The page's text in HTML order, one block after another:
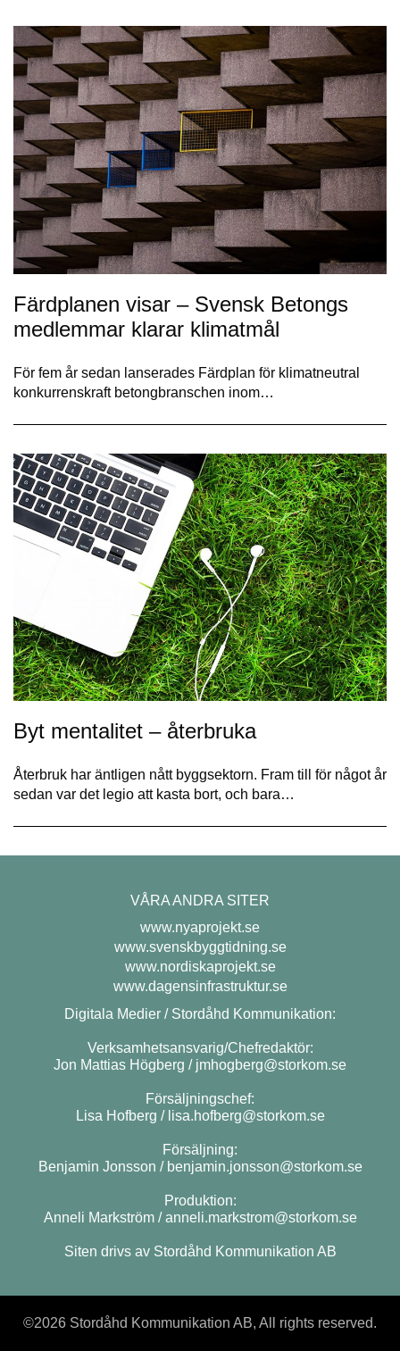
Färdplanen visar – Svensk Betongs
medlemmar klarar klimatmål
För fem år sedan lanserades Färdplan för klimatneutral
konkurrenskraft betongbranschen inom…
Byt mentalitet – återbruka
Återbruk har äntligen nått byggsektorn. Fram till för något år
sedan var det legio att kasta bort, och bara…
VÅRA ANDRA SITER
www.nyaprojekt.se
www.svenskbyggtidning.se
www.nordiskaprojekt.se
www.dagensinfrastruktur.se
Digitala Medier / Stordåhd Kommunikation:
Verksamhetsansvarig/Chefredaktör:
Jon Mattias Högberg / jmhogberg@storkom.se
Försäljningschef:
Lisa Hofberg / lisa.hofberg@storkom.se
Försäljning:
Benjamin Jonsson / benjamin.jonsson@storkom.se
Produktion:
Anneli Markström /anneli.markstrom@storkom.se
Siten drivs av Stordåhd Kommunikation AB
©2026 Stordåhd Kommunikation AB, All rights reserved.